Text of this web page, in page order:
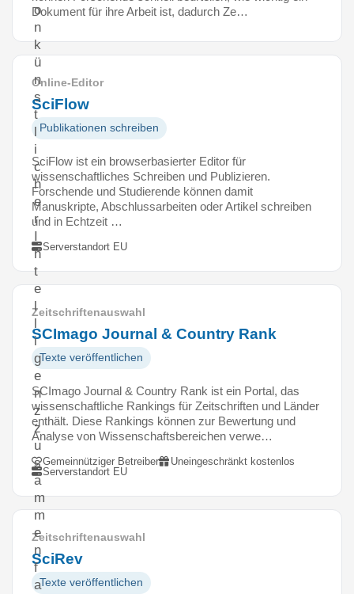
o
n
k
ü
n
s
t
l
i
c
h
e
r
I
n
t
e
l
l
i
g
e
n
z
z
u
s
a
m
m
e
n
f
a
Dokument für ihre Arbeit ist, dadurch Ze…
Online-Editor
SciFlow
Publikationen schreiben
SciFlow ist ein browserbasierter Editor für
wissenschaftliches Schreiben und Publizieren.
Forschende und Studierende können damit
Manuskripte, Abschlussarbeiten oder Artikel schreiben
und in Echtzeit …
Serverstandort EU
Zeitschriftenauswahl
SCImago Journal & Country Rank
Texte veröffentlichen
SCImago Journal & Country Rank ist ein Portal, das
wissenschaftliche Rankings für Zeitschriften und Länder
enthält. Diese Rankings können zur Bewertung und
Analyse von Wissenschaftsbereichen verwe…
Gemeinnütziger Betreiber
Uneingeschränkt kostenlos
Serverstandort EU
Zeitschriftenauswahl
SciRev
Texte veröffentlichen